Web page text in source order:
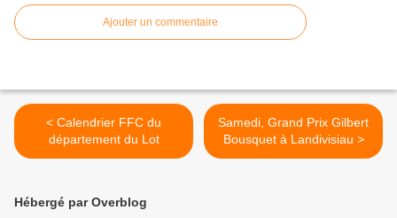
Ajouter un commentaire
< Calendrier FFC du
département du Lot
Samedi, Grand Prix Gilbert
Bousquet à Landivisiau >
Hébergé par Overblog